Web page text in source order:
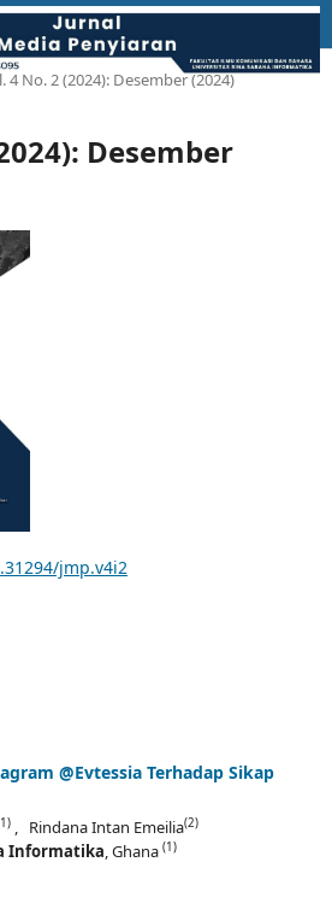
4 No. 2 (2024): Desember (2024)
Desember
jmp.v4i2
@Evtessia Terhadap Sikap
, Rindana Intan Emeilia(2)
Informatika, Ghana (1)